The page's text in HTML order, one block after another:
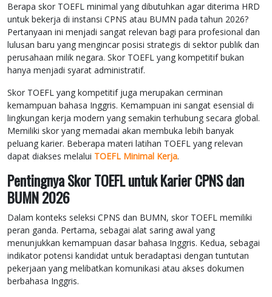
Berapa skor TOEFL minimal yang dibutuhkan agar diterima HRD
untuk bekerja di instansi CPNS atau BUMN pada tahun 2026?
Pertanyaan ini menjadi sangat relevan bagi para profesional dan
lulusan baru yang mengincar posisi strategis di sektor publik dan
perusahaan milik negara. Skor TOEFL yang kompetitif bukan
hanya menjadi syarat administratif.
Skor TOEFL yang kompetitif juga merupakan cerminan
kemampuan bahasa Inggris. Kemampuan ini sangat esensial di
lingkungan kerja modern yang semakin terhubung secara global.
Memiliki skor yang memadai akan membuka lebih banyak
peluang karier. Beberapa materi latihan TOEFL yang relevan
dapat diakses melalui TOEFL Minimal Kerja.
Pentingnya Skor TOEFL untuk Karier CPNS dan
BUMN 2026
Dalam konteks seleksi CPNS dan BUMN, skor TOEFL memiliki
peran ganda. Pertama, sebagai alat saring awal yang
menunjukkan kemampuan dasar bahasa Inggris. Kedua, sebagai
indikator potensi kandidat untuk beradaptasi dengan tuntutan
pekerjaan yang melibatkan komunikasi atau akses dokumen
berbahasa Inggris.